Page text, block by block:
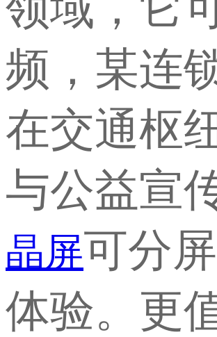
频，某连
在交通枢
与公益宣
晶屏可分
体验。更